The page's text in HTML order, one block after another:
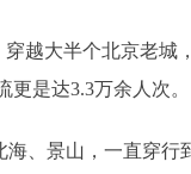
越大半个北京老城
是达3.3万余人次。
、景山，一直穿